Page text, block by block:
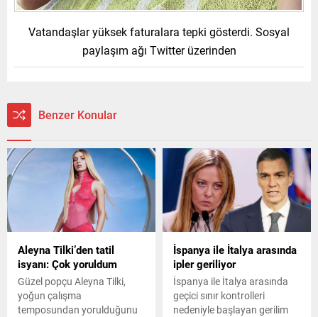
Vatandaşlar yüksek faturalara tepki gösterdi. Sosyal
paylaşım ağı Twitter üzerinden
Benzer Konular
Aleyna Tilki’den tatil
isyanı: Çok yoruldum
Güzel popçu Aleyna Tilki,
yoğun çalışma
temposundan yorulduğunu
İspanya ile İtalya arasında
ipler geriliyor
İspanya ile İtalya arasında
geçici sınır kontrolleri
nedeniyle başlayan gerilim